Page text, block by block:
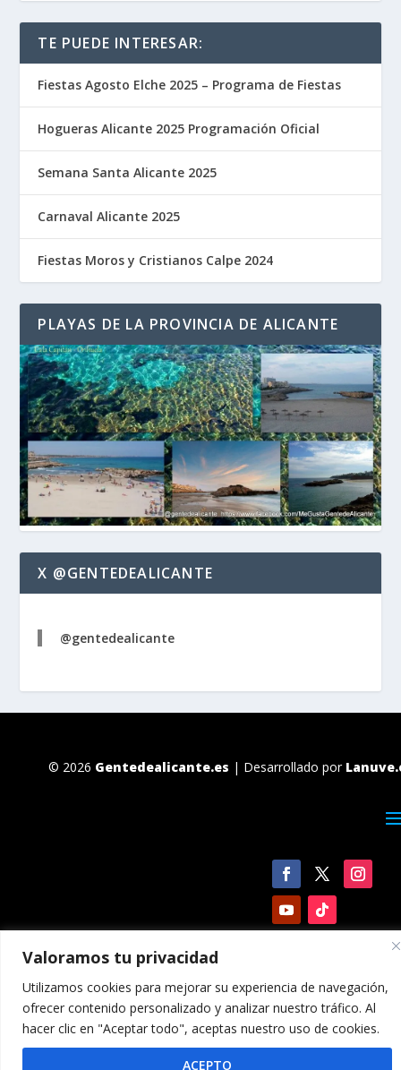
Valoramos tu privacidad
Utilizamos cookies para mejorar su experiencia de navegación,
ofrecer contenido personalizado y analizar nuestro tráfico. Al
hacer clic en "Aceptar todo", aceptas nuestro uso de cookies.
ACEPTO
TE PUEDE INTERESAR:
Fiestas Agosto Elche 2025 – Programa de Fiestas
Hogueras Alicante 2025 Programación Oficial
Semana Santa Alicante 2025
Carnaval Alicante 2025
Fiestas Moros y Cristianos Calpe 2024
PLAYAS DE LA PROVINCIA DE ALICANTE
X @GENTEDEALICANTE
@gentedealicante
© 2026 Gentedealicante.es | Desarrollado por